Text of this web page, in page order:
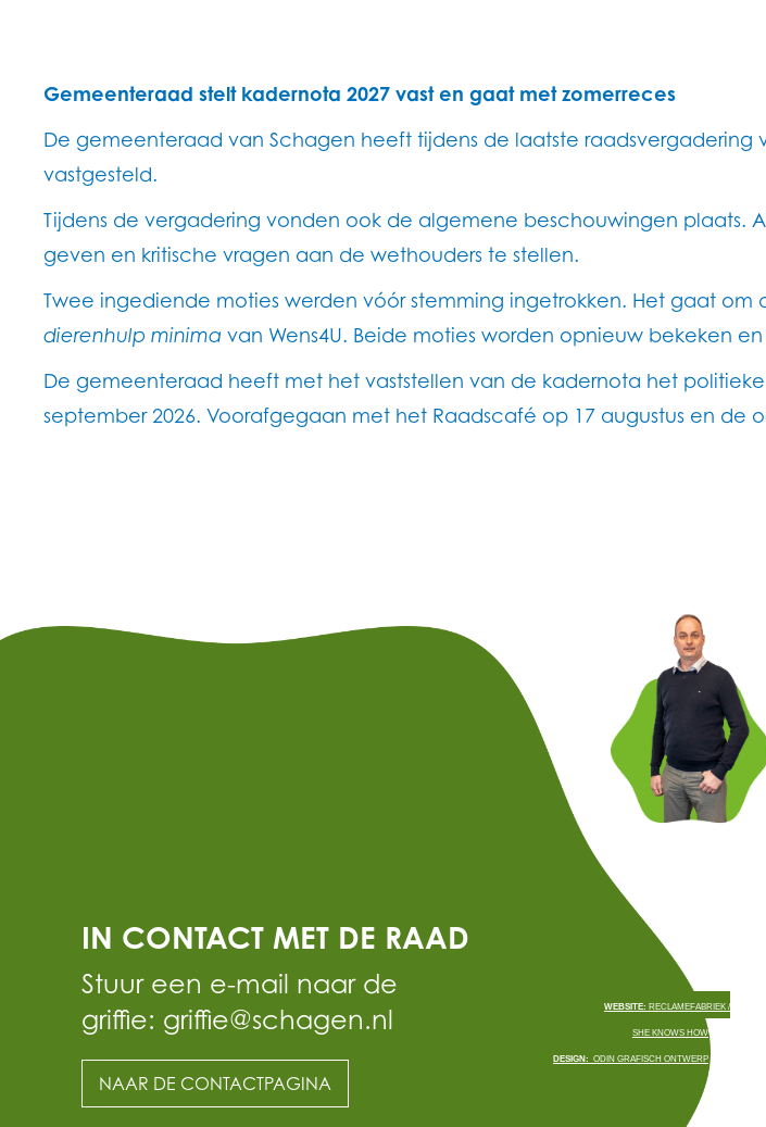
Gemeenteraad stelt kadernota 2027 vast en gaat met zomerreces
De gemeenteraad van Schagen heeft tijdens de laatste
vastgesteld.
Tijdens de vergadering vonden ook de algemene beschouwingen plaats.
geven en kritische vragen aan de wethouders te stellen.
Twee ingediende moties werden vóór stemming ingetrokken. Het gaat om
dierenhulp minima van Wens4U. Beide moties worden opnieuw bekeken
De gemeenteraad heeft met het vaststellen van de kadernota het
september 2026. Voorafgegaan met het Raadscafé op 17 augustus en de
IN CONTACT MET DE RAAD
Stuur een e-mail naar de
griffie: griffie@schagen.nl
NAAR DE CONTACTPAGINA
WEBSITE: RECLAMEFABRIEK /
SHE KNOWS HOW
DESIGN: ODIN GRAFISCH ONTWERP